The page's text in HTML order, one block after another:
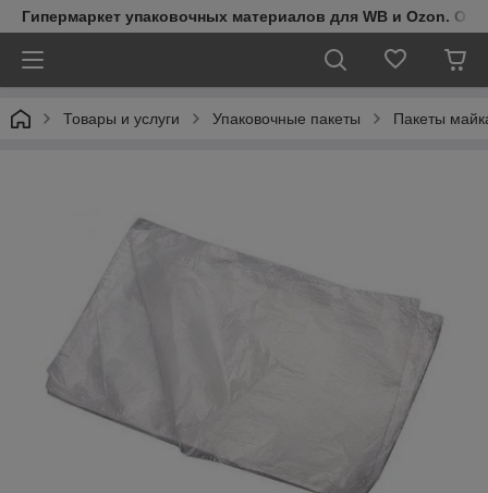
Гипермаркет упаковочных материалов для WB и Ozon.
Товары и услуги Упаковочные пакеты Пакеты